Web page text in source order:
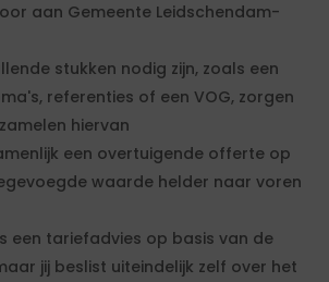
aan Gemeente Leidschendam-
stukken nodig zijn, zoals een
referenties of een VOG, zorgen
hiervan
een overtuigende offerte op
waarde helder naar voren
een tariefadvies op basis van de
jij beslist uiteindelijk zelf over het